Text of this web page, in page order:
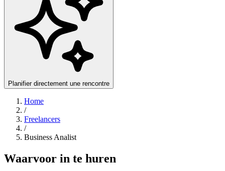
Planifier directement une rencontre
Home
/
Freelancers
/
Business Analist
Waarvoor in te huren